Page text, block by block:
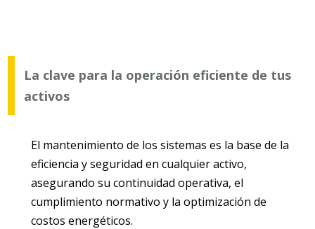
La clave para la operación eficiente de tus
activos
El mantenimiento de los sistemas es la base de la
eficiencia y seguridad en cualquier activo,
asegurando su continuidad operativa, el
cumplimiento normativo y la optimización de
costos energéticos.